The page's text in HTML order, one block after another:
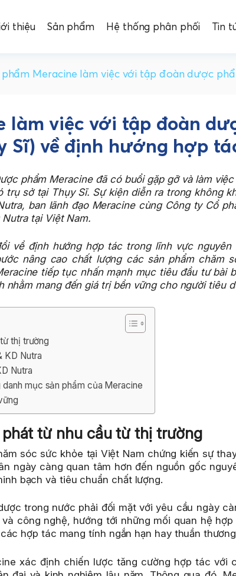
thiệu Sản phẩm Hệ thống phân phối Tin
Meracine làm việc với tập đoàn dược
làm việc với tập đoàn
Sĩ) về định hướng hợp
phẩm Meracine đã có buổi gặp gỡ và làm việc
sở tại Thụy Sĩ. Sự kiện diễn ra trong không
ban lãnh đạo Meracine cùng Công ty Cổ
tại Việt Nam.
về định hướng hợp tác trong lĩnh vực nguyên
nâng cao chất lượng các sản phẩm chăm
tiếp tục nhấn mạnh mục tiêu đầu tư bài
mang đến giá trị bền vững cho người tiêu
thị trường
KD Nutra
Nutra
mục sản phẩm của Meracine
từ nhu cầu từ thị trường
sóc sức khỏe tại Việt Nam chứng kiến sự
ngày càng quan tâm hơn đến nguồn gốc
bạch và tiêu chuẩn chất lượng.
trong nước phải đối mặt với yêu cầu ngày
công nghệ, hướng tới những mối quan hệ
hợp tác mang tính ngắn hạn hay thuần
xác định chiến lược tăng cường hợp tác với